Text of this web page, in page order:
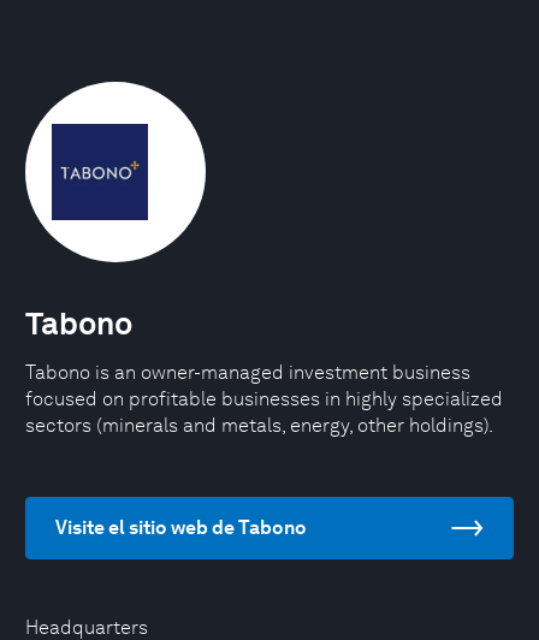
Headquarters
Tabono
Tabono is an owner-managed investment business
focused on profitable businesses in highly specialized
sectors (minerals and metals, energy, other holdings).
Visite el sitio web de Tabono